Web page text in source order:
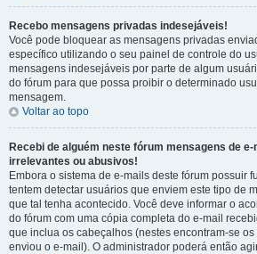
Recebo mensagens privadas indesejáveis!
Você pode bloquear as mensagens privadas
específico utilizando o seu painel de controle do
mensagens indesejáveis por parte de algum
do fórum para que possa proibir o determinado
mensagem.
Voltar ao topo
Recebi de alguém neste fórum mensagens de
irrelevantes ou abusivos!
Embora o sistema de e-mails deste fórum possuir
tentem detectar usuários que enviem este tipo de
que tal tenha acontecido. Você deve informar o
do fórum com uma cópia completa do e-mail
que inclua os cabeçalhos (nestes encontram-se
enviou o e-mail). O administrador poderá então